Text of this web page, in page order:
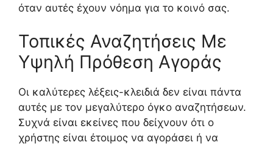
όταν αυτές έχουν νόημα για το κοινό σας.
Τοπικές Αναζητήσεις Με
Υψηλή Πρόθεση Αγοράς
Οι καλύτερες λέξεις-κλειδιά δεν είναι πάντα
αυτές με τον μεγαλύτερο όγκο αναζητήσεων.
Συχνά είναι εκείνες που δείχνουν ότι ο
χρήστης είναι έτοιμος να αγοράσει ή να